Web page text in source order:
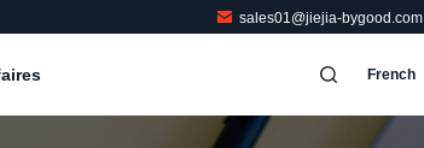
sales01@jiejia-bygood.com
French